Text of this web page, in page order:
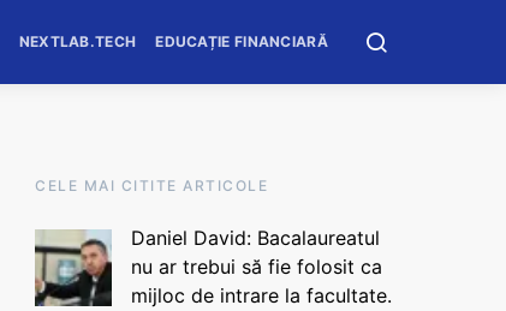
NEXTLAB.TECH EDUCAȚIE FINANCIARĂ
CELE MAI CITITE ARTICOLE
Daniel David: Bacalaureatul
nu ar trebui să fie folosit ca
mijloc de intrare la facultate.